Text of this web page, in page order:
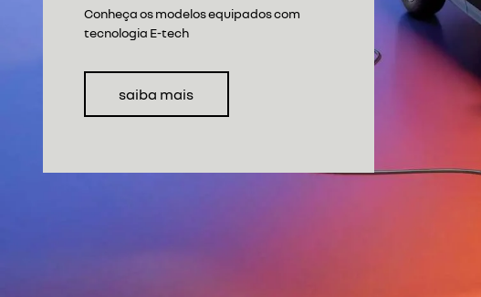
Conheça os modelos equipados com
tecnologia E-tech
saiba mais